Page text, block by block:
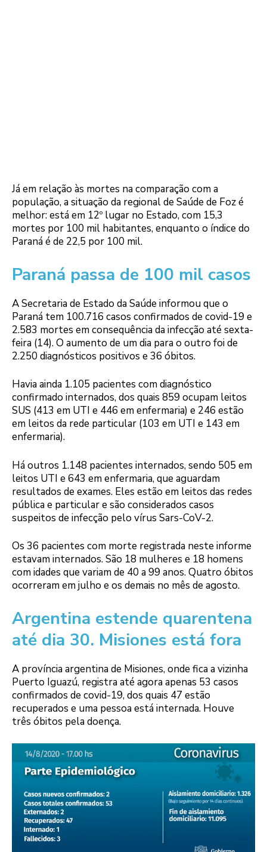
Já em relação às mortes na comparação com a
população, a situação da regional de Saúde de Foz é
melhor: está em 12º lugar no Estado, com 15,3
mortes por 100 mil habitantes, enquanto o índice do
Paraná é de 22,5 por 100 mil.
Paraná passa de 100 mil casos
A Secretaria de Estado da Saúde informou que o
Paraná tem 100.716 casos confirmados de covid-19 e
2.583 mortes em consequência da infecção até sexta-
feira (14). O aumento de um dia para o outro foi de
2.250 diagnósticos positivos e 36 óbitos.
Havia ainda 1.105 pacientes com diagnóstico
confirmado internados, dos quais 859 ocupam leitos
SUS (413 em UTI e 446 em enfermaria) e 246 estão
em leitos da rede particular (103 em UTI e 143 em
enfermaria).
Há outros 1.148 pacientes internados, sendo 505 em
leitos UTI e 643 em enfermaria, que aguardam
resultados de exames. Eles estão em leitos das redes
pública e particular e são considerados casos
suspeitos de infecção pelo vírus Sars-CoV-2.
Os 36 pacientes com morte registrada neste informe
estavam internados. São 18 mulheres e 18 homens
com idades que variam de 40 a 99 anos. Quatro óbitos
ocorreram em julho e os demais no mês de agosto.
Argentina estende quarentena
até dia 30. Misiones está fora
A província argentina de Misiones, onde fica a vizinha
Puerto Iguazú, registra até agora apenas 53 casos
confirmados de covid-19, dos quais 47 estão
recuperados e uma pessoa está internada. Houve
três óbitos pela doença.